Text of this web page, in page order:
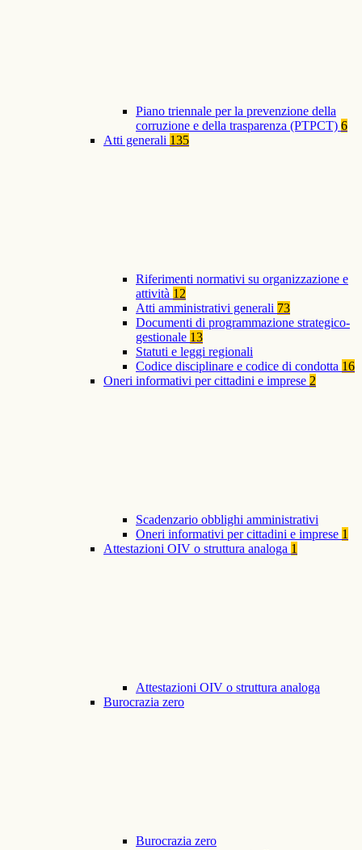
Piano triennale per la prevenzione della
corruzione e della trasparenza (PTPCT) 6
Atti generali 135
Riferimenti normativi su organizzazione e
attività 12
Atti amministrativi generali 73
Documenti di programmazione strategico-
gestionale 13
Statuti e leggi regionali
Codice disciplinare e codice di condotta 16
Oneri informativi per cittadini e imprese 2
Scadenzario obblighi amministrativi
Oneri informativi per cittadini e imprese 1
Attestazioni OIV o struttura analoga 1
Attestazioni OIV o struttura analoga
Burocrazia zero
Burocrazia zero